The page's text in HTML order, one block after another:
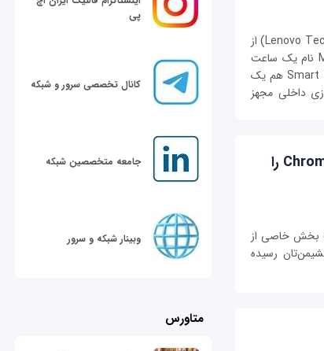
لنوو در اولین رویداد فناوری جهانی خود (Lenovo Tech World 2015) از
دو دستگاه مفهومی‎ غیر عادی رونمایی کرد. Magic View نام یک ساعت
هوشمند است که از دو صفحه‌نمایش بهره مي‎برد و Smart Cast هم یک
داخلی مجهز
گوگل با تمرکز روی بازی، قابلیت‌های Chromecast را
بخش خاصی از
رسیده
پی
کانال تخصصی سرور و شبکه
جامعه متخصصین شبکه
وبینار شبکه و سرور
متاورس